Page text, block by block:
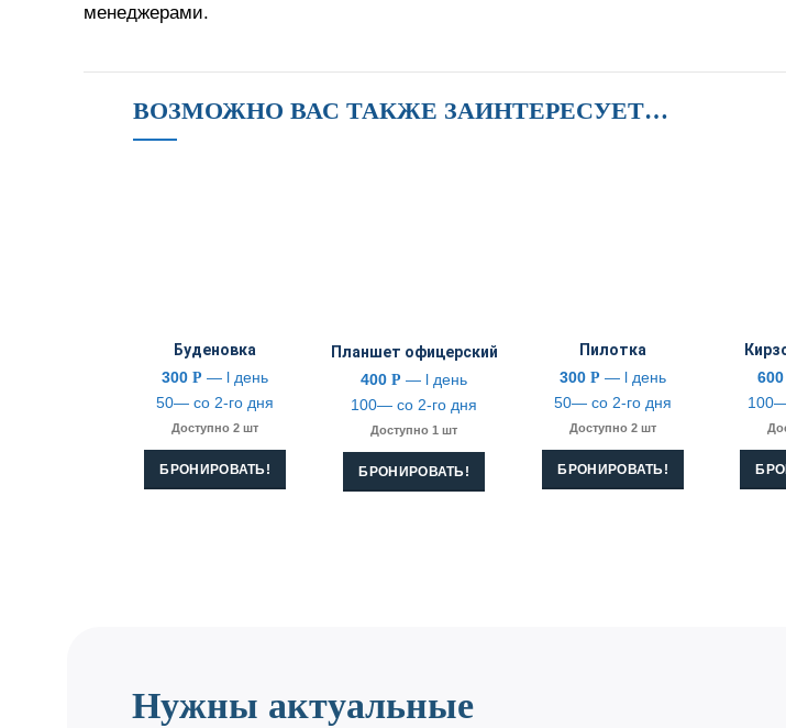
менеджерами.
ВОЗМОЖНО ВАС ТАКЖЕ ЗАИНТЕРЕСУЕТ…
Буденовка
300Р — l день
50— со 2-го дня
Доступно 2 шт
БРОНИРОВАТЬ!
Планшет офицерский
400Р — l день
100— со 2-го дня
Доступно 1 шт
БРОНИРОВАТЬ!
Пилотка
300Р — l день
50— со 2-го дня
Доступно 2 шт
БРОНИРОВАТЬ!
Нужны актуальные